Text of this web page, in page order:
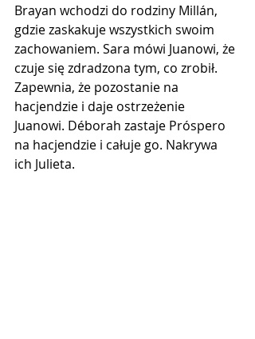
Brayan wchodzi do rodziny Millán,
gdzie zaskakuje wszystkich swoim
zachowaniem. Sara mówi Juanowi, że
czuje się zdradzona tym, co zrobił.
Zapewnia, że pozostanie na
hacjendzie i daje ostrzeżenie
Juanowi. Déborah zastaje Próspero
na hacjendzie i całuje go. Nakrywa
ich Julieta.